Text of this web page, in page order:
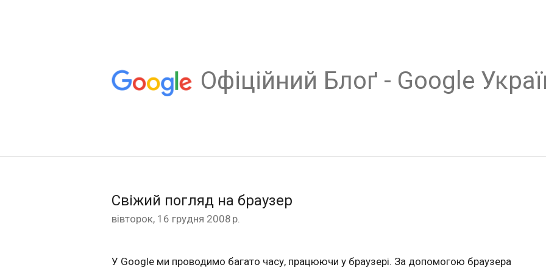
Oфіційний Блоґ - Google
Свіжий погляд на браузер
вівторок, 16 грудня 2008 р.
У Google ми проводимо багато часу, працюючи у браузері. За допомогою браузера